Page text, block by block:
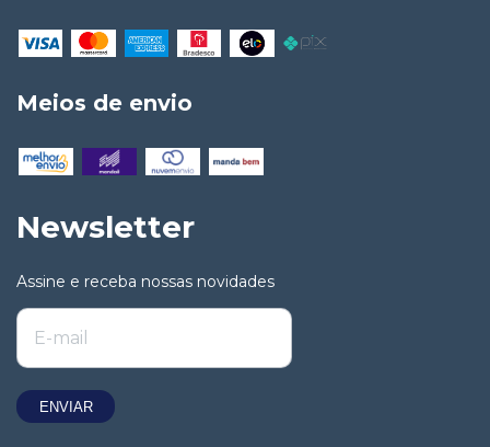
Meios de envio
Newsletter
Assine e receba nossas novidades